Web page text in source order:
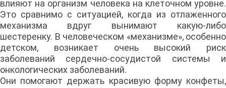
влияют на организм человека на клеточном уровне.
Это сравнимо с ситуацией, когда из отлаженного
механизма вдруг вынимают какую-либо
шестеренку. В человеческом «механизме», особенно
детском, возникает очень высокий риск
заболеваний сердечно-сосудистой системы и
онкологических заболеваний.
Они помогают держать красивую форму конфеты,